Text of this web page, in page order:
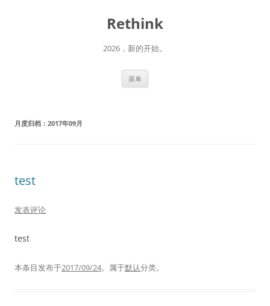
Rethink
2026，新的开始。
菜单
月度归档： 2017年09月
test
发表评论
test
本条目发布于2017/09/24。属于默认分类。